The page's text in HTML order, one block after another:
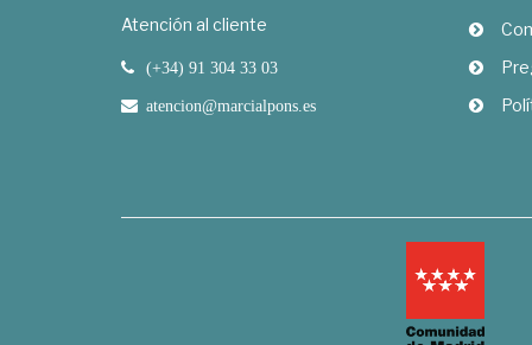
Atención al cliente
(+34) 91 304 33 03
atencion@marcialpons.es